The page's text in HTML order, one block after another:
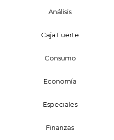
Análisis
Caja Fuerte
Consumo
Economía
Especiales
Finanzas